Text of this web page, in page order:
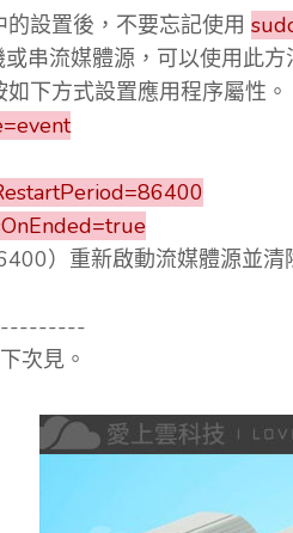
設置後，不要忘記使用
串流媒體源，可以使用此方
下方式設置應用程序屬性。
）重新啟動流媒體源並
次見。